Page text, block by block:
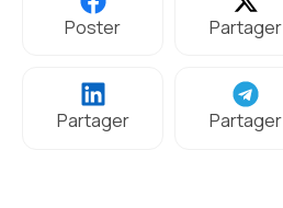
Poster Partager
Partager Partager